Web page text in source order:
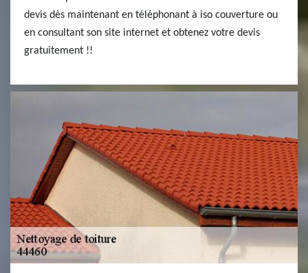
devis dès maintenant en téléphonant à iso couverture ou
en consultant son site internet et obtenez votre devis
gratuitement !!